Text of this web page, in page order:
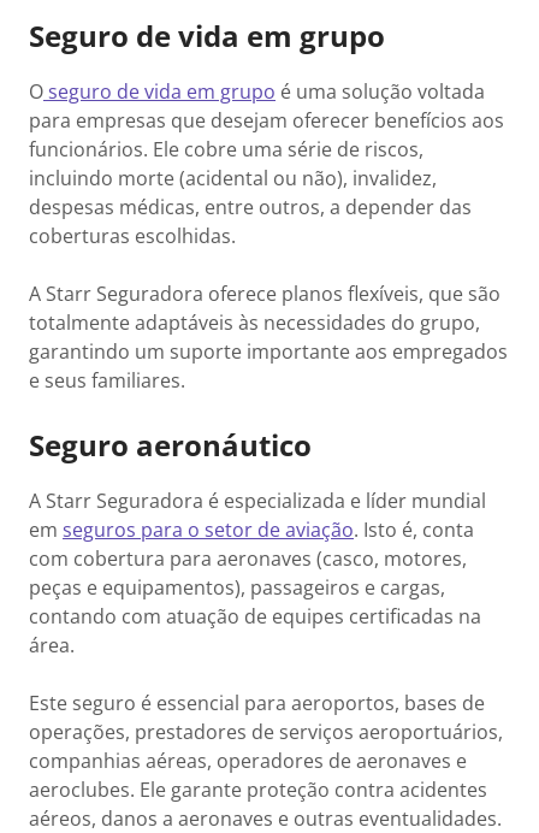
Seguro de vida em grupo
Oseguro de vida em grupo é uma solução voltada
para empresas que desejam oferecer benefícios aos
funcionários. Ele cobre uma série de riscos,
incluindo morte (acidental ou não), invalidez,
despesas médicas, entre outros, a depender das
coberturas escolhidas.
A Starr Seguradora oferece planos flexíveis, que são
totalmente adaptáveis às necessidades do grupo,
garantindo um suporte importante aos empregados
e seus familiares.
Seguro aeronáutico
A Starr Seguradora é especializada e líder mundial
em seguros para o setor de aviação. Isto é, conta
com cobertura para aeronaves (casco, motores,
peças e equipamentos), passageiros e cargas,
contando com atuação de equipes certificadas na
área.
Este seguro é essencial para aeroportos, bases de
operações, prestadores de serviços aeroportuários,
companhias aéreas, operadores de aeronaves e
aeroclubes. Ele garante proteção contra acidentes
aéreos, danos a aeronaves e outras eventualidades.